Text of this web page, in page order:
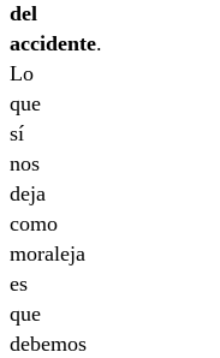
del
accidente.
Lo
que
sí
nos
deja
como
moraleja
es
que
debemos